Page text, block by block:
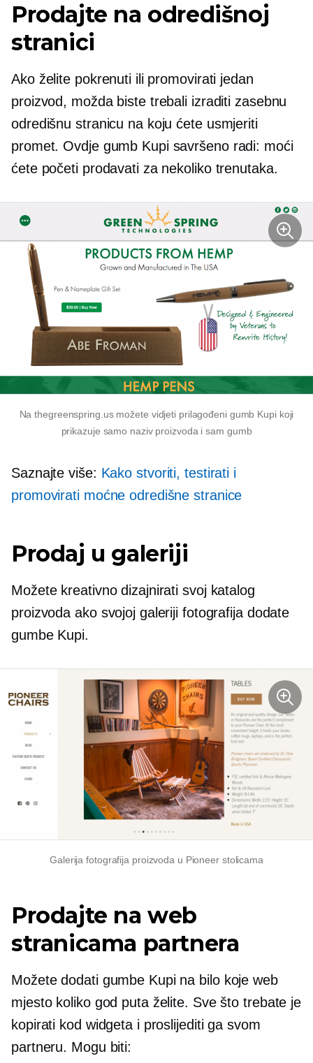
Prodajte na odredišnoj
stranici
Ako želite pokrenuti ili promovirati jedan
proizvod, možda biste trebali izraditi zasebnu
odredišnu stranicu na koju ćete usmjeriti
promet. Ovdje gumb Kupi savršeno radi: moći
ćete početi prodavati za nekoliko trenutaka.
Na thegreenspring.us možete vidjeti prilagođeni gumb Kupi koji
prikazuje samo naziv proizvoda i sam gumb
Saznajte više: Kako stvoriti, testirati i
promovirati moćne odredišne ​​stranice
Prodaj u galeriji
Možete kreativno dizajnirati svoj katalog
proizvoda ako svojoj galeriji fotografija dodate
gumbe Kupi.
Galerija fotografija proizvoda u Pioneer stolicama
Prodajte na web
stranicama partnera
Možete dodati gumbe Kupi na bilo koje web
mjesto koliko god puta želite. Sve što trebate je
kopirati kod widgeta i proslijediti ga svom
partneru. Mogu biti: